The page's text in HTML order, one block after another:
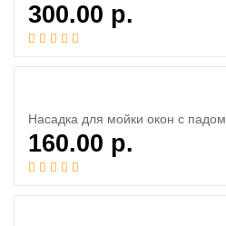
300.00 р.
Насадка для мойки окон с падом
160.00 р.